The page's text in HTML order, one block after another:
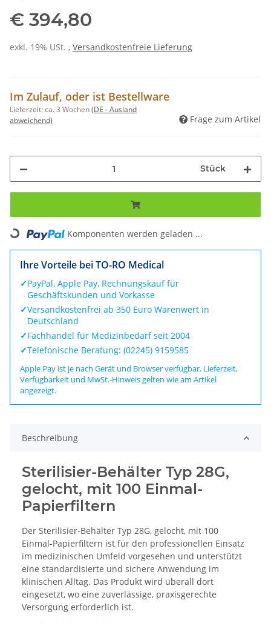
€ 394,80
exkl. 19% USt. , Versandkostenfreie Lieferung
Im Zulauf, oder ist Bestellware
Lieferzeit:ca. 3 Wochen(DE - Ausland
abweichend)
Frage zum Artikel
Stück
Loading... Komponenten werden geladen ...
Ihre Vorteile bei TO-RO Medical
✓PayPal, Apple Pay, Rechnungskauf für
Geschäftskunden und Vorkasse
✓Versandkostenfrei ab 350 Euro Warenwert in
Deutschland
✓Fachhandel für Medizinbedarf seit 2004
✓Telefonische Beratung: (02245) 9159585
Apple Pay ist je nach Gerät und Browser verfügbar. Lieferzeit,
Verfügbarkeit und MwSt.-Hinweis gelten wie am Artikel
angezeigt.
Beschreibung
Sterilisier-Behälter Typ 28G,
gelocht, mit 100 Einmal-
Papierfiltern
Der Sterilisier-Behälter Typ 28G, gelocht, mit 100
Einmal-Papierfiltern ist für den professionellen Einsatz
im medizinischen Umfeld vorgesehen und unterstützt
eine standardisierte und sichere Anwendung im
klinischen Alltag. Das Produkt wird überall dort
eingesetzt, wo eine zuverlässige, praxisgerechte
Versorgung erforderlich ist.